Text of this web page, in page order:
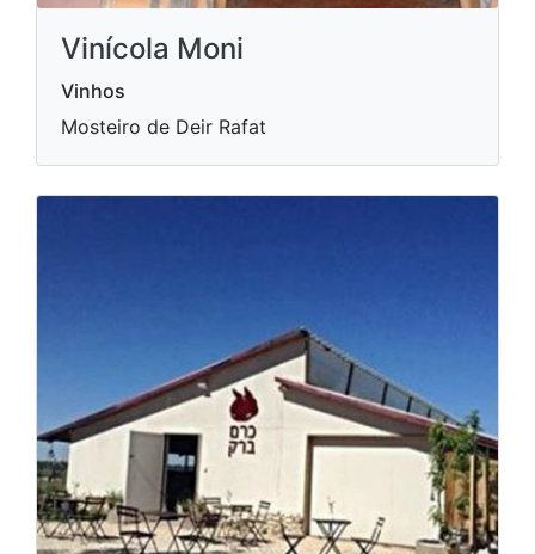
Vinícola Moni
Vinhos
Mosteiro de Deir Rafat